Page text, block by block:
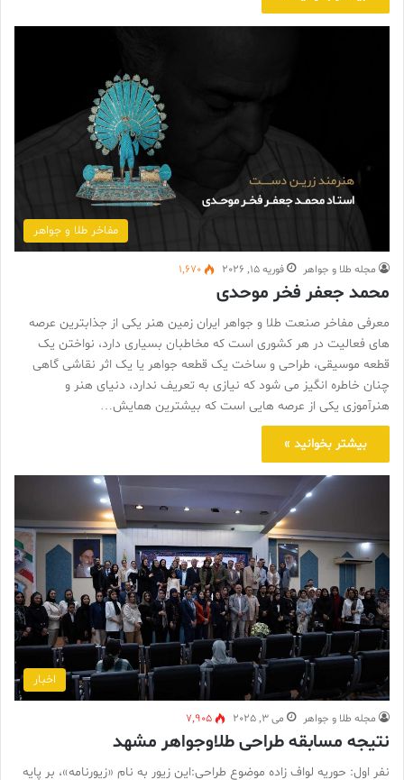
مفاخر طلا و جواهر
مجله طلا و جواهر فوریه 15, 2026 1,670
محمد جعفر فخر موحدی
معرفی مفاخر صنعت طلا و جواهر ایران زمین هنر یکی از جذابترین عرصه
های فعالیت در هر کشوری است که مخاطبان بسیاری دارد، نواختن یک
قطعه موسیقی، طراحی و ساخت یک قطعه جواهر یا یک اثر نقاشی گاهی
چنان خاطره انگیز می شود که نیازی به تعریف ندارد، دنیای هنر و
هنرآموزی یکی از عرصه هایی است که بیشترین همایش…
بیشتر بخوانید »
اخبار
مجله طلا و جواهر می 3, 2025 7,905
نتیجه مسابقه طراحی طلاوجواهر مشهد
نفر اول: حوریه لواف زاده موضوع طراحی:این زیور به نام «زیورنامه»، بر پایه